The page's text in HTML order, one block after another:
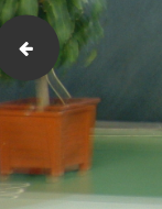
barış ve antrenörü (4)